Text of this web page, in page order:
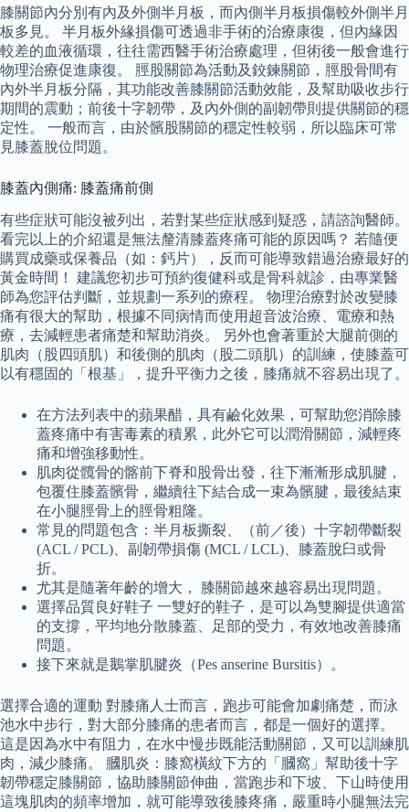
膝關節內分別有內及外側半月板，而內側半月板損傷較外側半月
板多見。 半月板外緣損傷可透過非手術的治療康復，但內緣因
較差的血液循環，往往需西醫手術治療處理，但術後一般會進行
物理治療促進康復。 脛股關節為活動及鉸鍊關節，脛股骨間有
內外半月板分隔，其功能改善膝關節活動效能，及幫助吸收步行
期間的震動；前後十字韌帶，及內外側的副韌帶則提供關節的穩
定性。 一般而言，由於髕股關節的穩定性較弱，所以臨床可常
見膝蓋脫位問題。
膝蓋內側痛: 膝蓋痛前側
有些症狀可能沒被列出，若對某些症狀感到疑惑，請諮詢醫師。
看完以上的介紹還是無法釐清膝蓋疼痛可能的原因嗎？ 若隨便
購買成藥或保養品（如：鈣片），反而可能導致錯過治療最好的
黃金時間！ 建議您初步可預約復健科或是骨科就診，由專業醫
師為您評估判斷，並規劃一系列的療程。 物理治療對於改變膝
痛有很大的幫助，根據不同病情而使用超音波治療、電療和熱
療，去減輕患者痛楚和幫助消炎。 另外也會著重於大腿前側的
肌肉（股四頭肌）和後側的肌肉（股二頭肌）的訓練，使膝蓋可
以有穩固的「根基」，提升平衡力之後，膝痛就不容易出現了。
在方法列表中的蘋果醋，具有鹼化效果，可幫助您消除膝
蓋疼痛中有害毒素的積累，此外它可以潤滑關節，減輕疼
痛和增強移動性。
肌肉從髖骨的髂前下脊和股骨出發，往下漸漸形成肌腱，
包覆住膝蓋髕骨，繼續往下結合成一束為髕腱，最後結束
在小腿脛骨上的脛骨粗隆。
常見的問題包含：半月板撕裂、（前／後）十字韌帶斷裂
(ACL / PCL)、副韌帶損傷 (MCL / LCL)、膝蓋脫臼或骨
折。
尤其是隨著年齡的增大， 膝關節越來越容易出現問題。
選擇品質良好鞋子 一雙好的鞋子，是可以為雙腳提供適當
的支撐，平均地分散膝蓋、足部的受力，有效地改善膝痛
問題。
接下來就是鵝掌肌腱炎（Pes anserine Bursitis）。
選擇合適的運動 對膝痛人士而言，跑步可能會加劇痛楚，而泳
池水中步行，對大部分膝痛的患者而言，都是一個好的選擇。
這是因為水中有阻力，在水中慢步既能活動關節，又可以訓練肌
肉，減少膝痛。 膕肌炎：膝窩橫紋下方的「膕窩」幫助後十字
韌帶穩定膝關節，協助膝關節伸曲，當跑步和下坡、下山時使用
這塊肌肉的頻率增加，就可能導致後膝疼痛，嚴重時小腿無法完